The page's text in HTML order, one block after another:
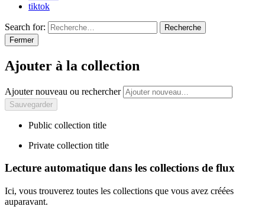
tiktok
Search for:
Recherche
Fermer
Ajouter à la collection
Ajouter nouveau ou rechercher
Public collection title
Private collection title
Lecture automatique dans les collections de flux
Ici, vous trouverez toutes les collections que vous avez créées
auparavant.